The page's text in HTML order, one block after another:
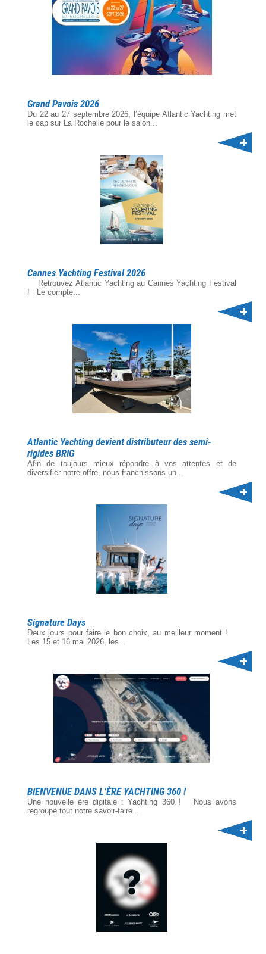
Grand Pavois 2026
Du 22 au 27 septembre 2026, l’équipe Atlantic Yachting met
le cap sur La Rochelle pour le salon...
Cannes Yachting Festival 2026
Retrouvez Atlantic Yachting au Cannes Yachting Festival
! Le compte...
Atlantic Yachting devient distributeur des semi-
rigides BRIG
Afin de toujours mieux répondre à vos attentes et de
diversifier notre offre, nous franchissons un...
Signature Days
Deux jours pour faire le bon choix, au meilleur moment !
Les 15 et 16 mai 2026, les...
BIENVENUE DANS L’ÈRE YACHTING 360 !
Une nouvelle ère digitale : Yachting 360 ! Nous avons
regroupé tout notre savoir-faire...